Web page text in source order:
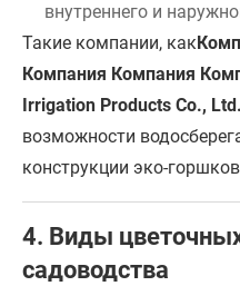
внутреннего и
Такие компании, как
Компания Компания
Irrigation Products Co., Ltd.
возможности
конструкции эко-
4. Виды
садоводства